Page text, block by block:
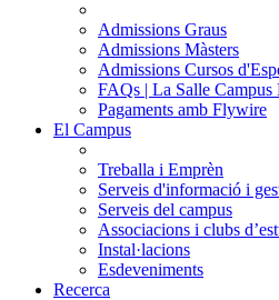
Admissions Graus
Admissions Màsters
Admissions Cursos
FAQs | La Salle Campus
Pagaments amb Flywire
El Campus
Treballa i Emprèn
Serveis d'informació i
Serveis del campus
Associacions i clubs
Instal·lacions
Esdeveniments
Recerca